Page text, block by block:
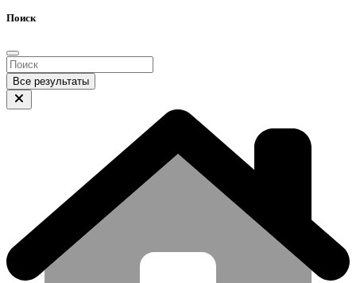
Поиск
Все результаты